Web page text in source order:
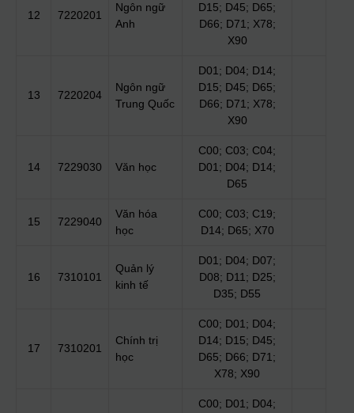
12 7220201
Ngôn ngữ
Anh
D15; D45; D65;
D66; D71; X78;
X90
13 7220204
Ngôn ngữ
Trung Quốc
D01; D04; D14;
D15; D45; D65;
D66; D71; X78;
X90
14 7229030 Văn học
C00; C03; C04;
D01; D04; D14;
D65
15 7229040
Văn hóa
học
C00; C03; C19;
D14; D65; X70
16 7310101
Quản lý
kinh tế
D01; D04; D07;
D08; D11; D25;
D35; D55
17 7310201
Chính trị
học
C00; D01; D04;
D14; D15; D45;
D65; D66; D71;
X78; X90
C00; D01; D04;